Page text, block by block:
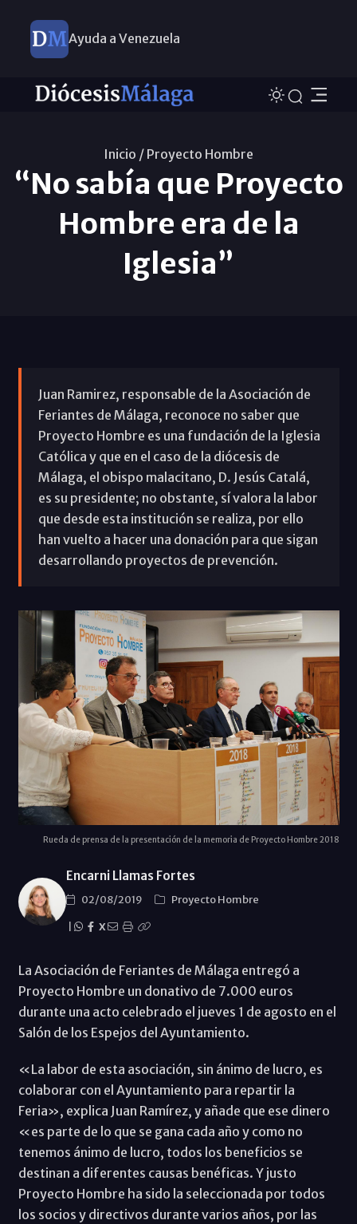
Ayuda a Venezuela
Inicio / Proyecto Hombre
“No sabía que Proyecto
Hombre era de la
Iglesia”
Juan Ramirez, responsable de la Asociación de
Feriantes de Málaga, reconoce no saber que
Proyecto Hombre es una fundación de la Iglesia
Católica y que en el caso de la diócesis de
Málaga, el obispo malacitano, D. Jesús Catalá,
es su presidente; no obstante, sí valora la labor
que desde esta institución se realiza, por ello
han vuelto a hacer una donación para que sigan
desarrollando proyectos de prevención.
Rueda de prensa de la presentación de la memoria de Proyecto Hombre 2018
Encarni Llamas Fortes
02/08/2019
Proyecto Hombre
X
La Asociación de Feriantes de Málaga entregó a
Proyecto Hombre un donativo de 7.000 euros
durante una acto celebrado el jueves 1 de agosto en el
Salón de los Espejos del Ayuntamiento.
«La labor de esta asociación, sin ánimo de lucro, es
colaborar con el Ayuntamiento para repartir la
Feria», explica Juan Ramírez, y añade que ese dinero
«es parte de lo que se gana cada año y como no
tenemos ánimo de lucro, todos los beneficios se
destinan a diferentes causas benéficas. Y justo
Proyecto Hombre ha sido la seleccionada por todos
los socios y directivos durante varios años, por las